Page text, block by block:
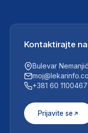
Kontaktirajte
Bulevar
+381 60 1100467
Prijavite se